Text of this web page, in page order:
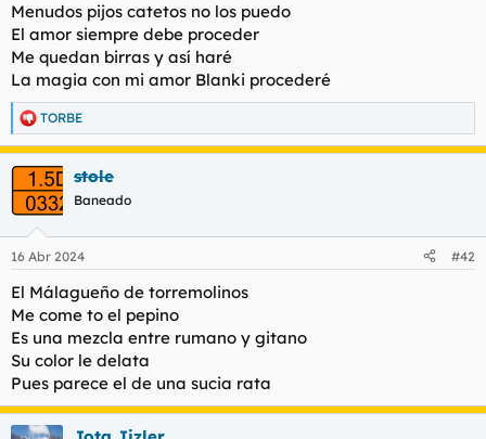
Menudos pijos catetos no los puedo
El amor siempre debe proceder
Me quedan birras y así haré
La magia con mi amor Blanki procederé
R
e
a
c
i
e
:
TORBE
stole
Baneado
16 Abr 2024 #42
El Málagueño de torremolinos
Me come to el pepino
Es una mezcla entre rumano y gitano
Su color le delata
Pues parece el de una sucia rata